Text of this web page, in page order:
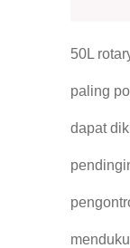
50L
paling
dapat